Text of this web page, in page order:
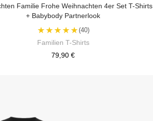
Familie Frohe Weihnachten 4er Set T-Shirts
+ Babybody Partnerlook
★★★★★(40)
Familien T-Shirts
79,90 €